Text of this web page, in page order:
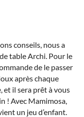
conseils, nous a
table Archi. Pour le
de le passer
après chaque
et il sera prêt à vous
! Avec Mamimosa,
un jeu d’enfant.